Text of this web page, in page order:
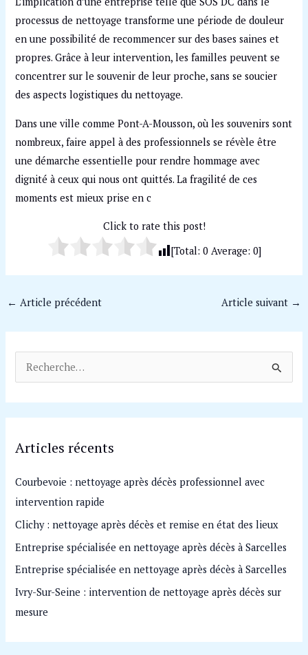
processus de nettoyage transforme une période de douleur
en une possibilité de recommencer sur des bases saines et
propres. Grâce à leur intervention, les familles peuvent se
concentrer sur le souvenir de leur proche, sans se soucier
des aspects logistiques du nettoyage.
Dans une ville comme Pont-A-Mousson, où les souvenirs sont
nombreux, faire appel à des professionnels se révèle être
une démarche essentielle pour rendre hommage avec
dignité à ceux qui nous ont quittés. La fragilité de ces
moments est mieux prise en c
Click to rate this post!
[Total: 0Average: 0]
← Article précédent Article suivant →
e
c
h
e
r
:
Articles récents
Courbevoie : nettoyage après décès professionnel avec
intervention rapide
Clichy : nettoyage après décès et remise en état des lieux
Entreprise spécialisée en nettoyage après décès à Sarcelles
Entreprise spécialisée en nettoyage après décès à Sarcelles
Ivry-Sur-Seine : intervention de nettoyage après décès sur
mesure